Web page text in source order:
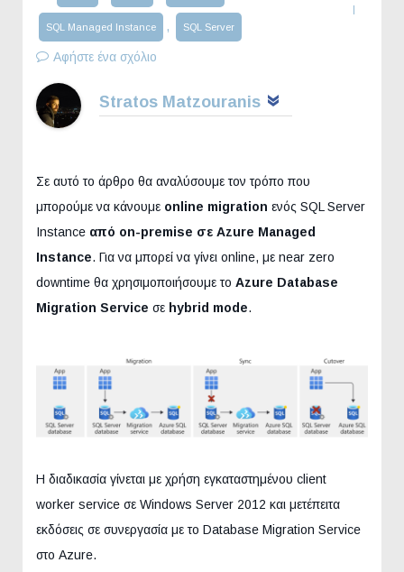
SQL Managed Instance , SQL Server
Αφήστε ένα σχόλιο
Stratos Matzouranis
Σε αυτό το άρθρο θα αναλύσουμε τον τρόπο που
μπορούμε να κάνουμε online migration ενός SQL Server
Instance από on-premise σε Azure Managed
Instance. Για να μπορεί να γίνει online, με near zero
downtime θα χρησιμοποιήσουμε το Azure Database
Migration Service σε hybrid mode.
Η διαδικασία γίνεται με χρήση εγκαταστημένου client
worker service σε Windows Server 2012 και μετέπειτα
εκδόσεις σε συνεργασία με το Database Migration Service
στο Azure.